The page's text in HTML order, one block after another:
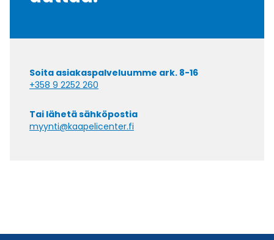
Soita asiakaspalveluumme ark. 8-16
+358 9 2252 260
Tai lähetä sähköpostia
myynti@kaapelicenter.fi